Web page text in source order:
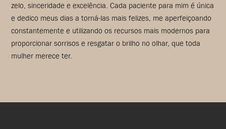
zelo, sinceridade e excelência. Cada paciente para mim é única
e dedico meus dias a torná-las mais felizes, me aperfeiçoando
constantemente e utilizando os recursos mais modernos para
proporcionar sorrisos e resgatar o brilho no olhar, que toda
mulher merece ter.